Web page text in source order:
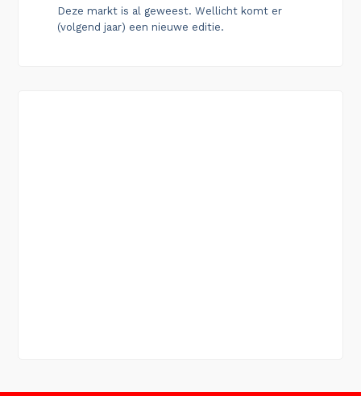
Deze markt is al geweest. Wellicht komt er
(volgend jaar) een nieuwe editie.